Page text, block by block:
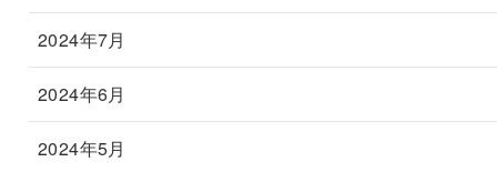
2024年7月
2024年6月
2024年5月